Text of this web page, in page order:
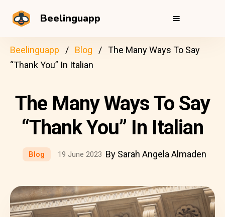
Beelinguapp
Beelinguapp Blog
The Many Ways To Say
“Thank You” In Italian
The Many Ways To Say
“Thank You” In Italian
Blog 19 June 2023 By Sarah Angela Almaden